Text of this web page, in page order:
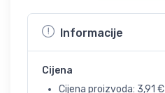
Informacije
Cijena
Cijena proizvoda: 3,91 €